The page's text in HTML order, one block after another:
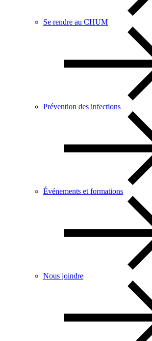
Se rendre au CHUM
Prévention des infections
Événements et formations
Nous joindre